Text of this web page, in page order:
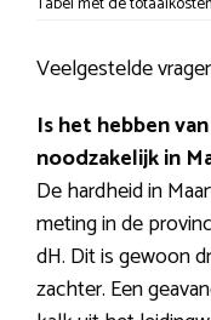
Veelgestelde
Is het hebben
noodzakelijk in
De hardheid in
meting in de
dH. Dit is gewoon
zachter. Een